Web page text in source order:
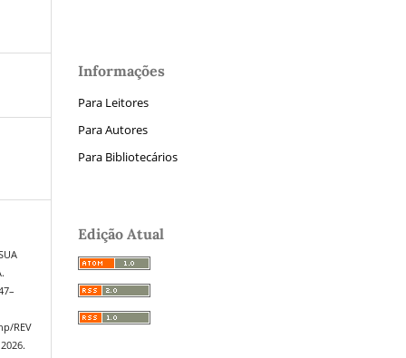
REV
Informações
Para Leitores
Para Autores
Para Bibliotecários
Edição Atual